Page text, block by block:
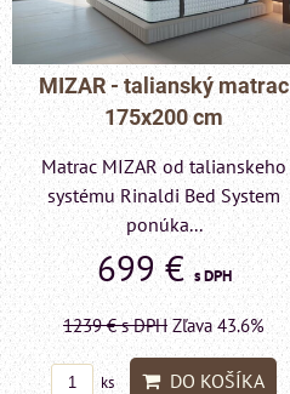
MIZAR - talianský matrac
175x200 cm
Matrac MIZAR od talianskeho
systému Rinaldi Bed System
ponúka...
699 €s DPH
1239 €s DPH Zľava 43.6%
ks DO KOŠÍKA